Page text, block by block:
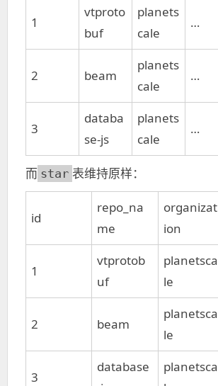
1
vtproto
buf
planets
cale
…
2 beam
planets
cale
…
3
databa
se-js
planets
cale
…
而 star 表维持原样：
id
repo_na
me
organizat
ion
1
vtprotob
uf
planetsca
le
2 beam
planetsca
le
3
database
planetsca